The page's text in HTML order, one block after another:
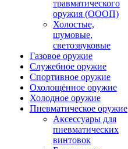
травматического
оружия (ОООП)
Холостые,
шумовые,
светозвуковые
Газовое оружие
Служебное оружие
Спортивное оружие
Охолощённое оружие
Холодное оружие
Пневматическое оружие
Аксессуары для
пневматических
винтовок